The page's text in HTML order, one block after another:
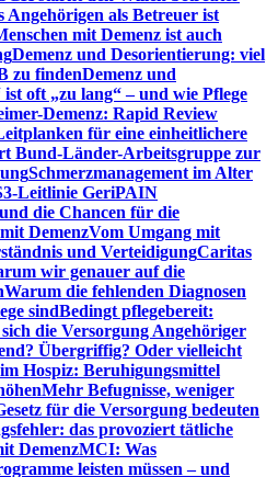
Angehörigen als Betreuer ist
mit Demenz ist auch
Demenz und Desorientierung: viel
zu findenDemenz und
oft „zu lang“ – und wie Pflege
Demenz: Rapid Review
für eine einheitlichere
Bund-Länder-Arbeitsgruppe zur
Schmerzmanagement im Alter
Leitlinie GeriPAIN
die Chancen für die
DemenzVom Umgang mit
und VerteidigungCaritas
wir genauer auf die
Warum die fehlenden Diagnosen
sindBedingt pflegebereit:
die Versorgung Angehöriger
Übergriffig? Oder vielleicht
Hospiz: Beruhigungsmittel
Mehr Befugnisse, weniger
für die Versorgung bedeuten
das provoziert tätliche
DemenzMCI: Was
leisten müssen – und